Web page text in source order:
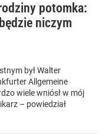
potomka:
niczym
był Walter
Allgemeine
wiele wniósł w mój
– powiedział